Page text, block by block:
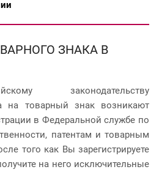
ЗНАКА В
законодательству
на товарный знак возникают
в Федеральной службе по
патентам и товарным
того как Вы зарегистрируете
на него исключительные